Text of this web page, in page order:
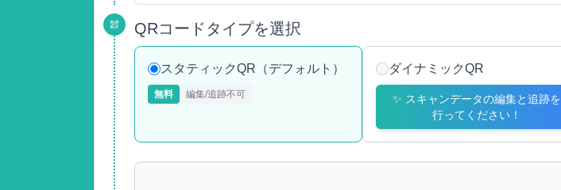
QRコードタイプを選択
スタティックQR（デフォルト）
無料 編集/追跡不可
ダイナミックQR
✨ スキャンデータの編集と追跡を
行ってください！